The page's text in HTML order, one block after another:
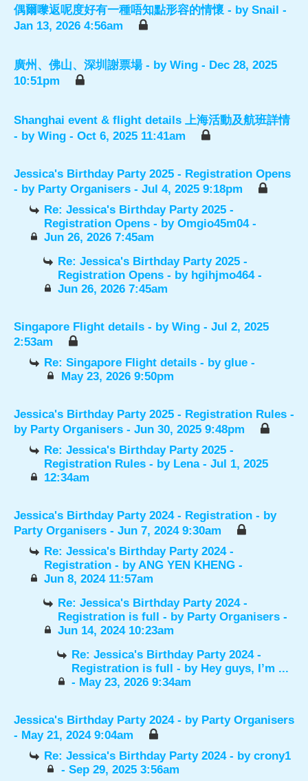
偶爾嚟返呢度好有一種唔知點形容的情懷 - by Snail -
Jan 13, 2026 4:56am
廣州、佛山、深圳謝票場 - by Wing - Dec 28, 2025
10:51pm
Shanghai event & flight details 上海活動及航班詳情
- by Wing - Oct 6, 2025 11:41am
Jessica's Birthday Party 2025 - Registration Opens
- by Party Organisers - Jul 4, 2025 9:18pm
Re: Jessica's Birthday Party 2025 -
Registration Opens - byOmgio45m04-
Jun 26, 2026 7:45am
Re: Jessica's Birthday Party 2025 -
Registration Opens - by hgihjmo464-
Jun 26, 2026 7:45am
Singapore Flight details - by Wing - Jul 2, 2025
2:53am
Re: Singapore Flight details - byglue -
May 23, 2026 9:50pm
Jessica's Birthday Party 2025 - Registration Rules -
by Party Organisers - Jun 30, 2025 9:48pm
Re: Jessica's Birthday Party 2025 -
Registration Rules - by Lena- Jul 1, 2025
12:34am
Jessica's Birthday Party 2024 - Registration - by
Party Organisers - Jun 7, 2024 9:30am
Re: Jessica's Birthday Party 2024 -
Registration - byANG YEN KHENG -
Jun 8, 2024 11:57am
Re: Jessica's Birthday Party 2024 -
Registration is full - by Party Organisers -
Jun 14, 2024 10:23am
Re: Jessica's Birthday Party 2024 -
Registration is full - by Hey guys, I’m ...
- May 23, 2026 9:34am
Jessica's Birthday Party 2024 - by Party Organisers
- May 21, 2024 9:04am
Re: Jessica's Birthday Party 2024 - bycrony1
- Sep 29, 2025 3:56am